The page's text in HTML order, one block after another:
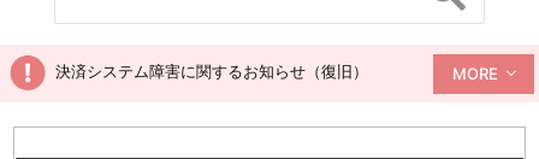
決済システム障害に関するお知らせ（復旧） MORE